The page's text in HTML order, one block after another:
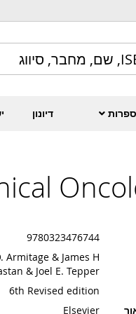
ספרות דיונון
9780323476744
Armitage & James H
& Joel E. Tepper
6th Revised edition
Elsevier